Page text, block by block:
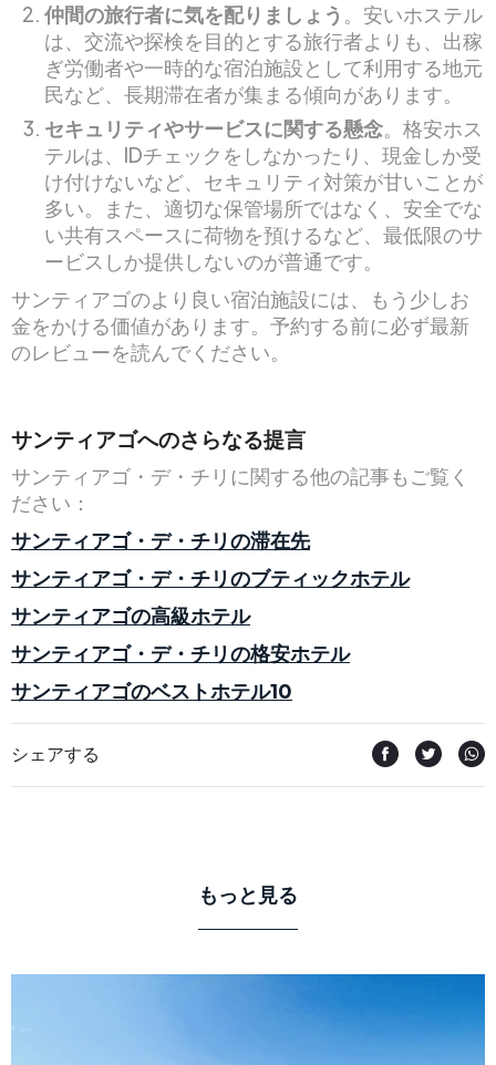
仲間の旅行者に気を配りましょう 。安いホステル
は、交流や探検を目的とする旅行者よりも、出稼
ぎ労働者や一時的な宿泊施設として利用する地元
民など、長期滞在者が集まる傾向があります。
セキュリティやサービスに関する懸念。格安ホス
テルは、IDチェックをしなかったり、現金しか受
け付けないなど、セキュリティ対策が甘いことが
多い。また、適切な保管場所ではなく、安全でな
い共有スペースに荷物を預けるなど、最低限のサ
ービスしか提供しないのが普通です。
サンティアゴのより良い宿泊施設には、もう少しお
金をかける価値があります。予約する前に必ず最新
のレビューを読んでください。
サンティアゴへのさらなる提言
サンティアゴ・デ・チリに関する他の記事もご覧く
ださい：
サンティアゴ・デ・チリの滞在先
サンティアゴ・デ・チリのブティックホテル
サンティアゴの高級ホテル
サンティアゴ・デ・チリの格安ホテル
サンティアゴのベストホテル10
シェアする
もっと見る